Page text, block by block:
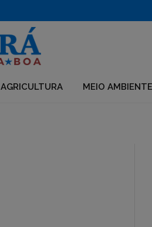
AGRICULTURA MEIO AMBIENTE